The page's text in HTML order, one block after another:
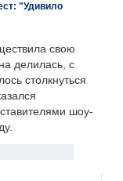
"Удивило
свою
делилась, с
столкнуться
шоу-